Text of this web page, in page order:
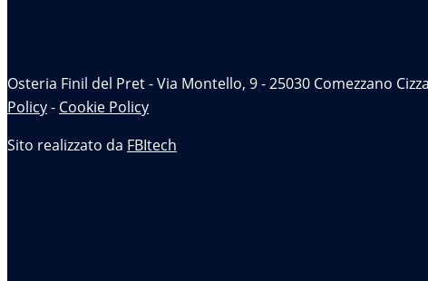
Osteria Finil del Pret - Via Montello, 9 - 25030 Comezzano
Policy- Cookie Policy
Sito realizzato da FBItech